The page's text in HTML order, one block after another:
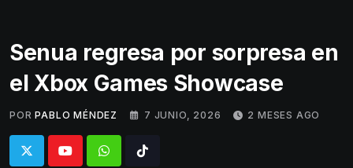
Senua regresa por sorpresa en
el Xbox Games Showcase
POR PABLO MÉNDEZ 7 JUNIO, 2026 2 MESES AGO
WhatsappTiktok